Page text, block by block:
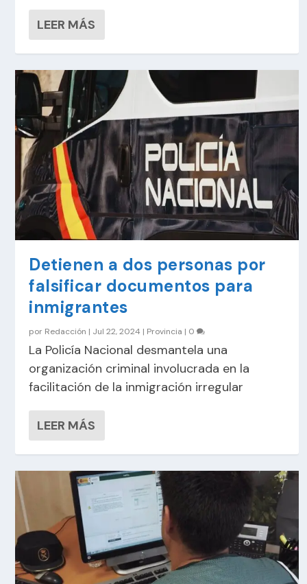
LEER MÁS
Detienen a dos personas por
falsificar documentos para
inmigrantes
por Redacción | Jul 22, 2024 | Provincia | 0
La Policía Nacional desmantela una
organización criminal involucrada en la
facilitación de la inmigración irregular
LEER MÁS